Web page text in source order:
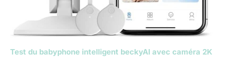
Test du babyphone intelligent beckyAI avec caméra 2K